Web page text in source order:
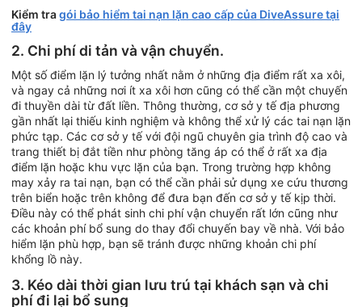
Kiểm tragói bảo hiểm tai nạn lặn cao cấp của DiveAssure tại
đây
2. Chi phí di tản và vận chuyển.
Một số điểm lặn lý tưởng nhất nằm ở những địa điểm rất xa xôi,
và ngay cả những nơi ít xa xôi hơn cũng có thể cần một chuyến
đi thuyền dài từ đất liền. Thông thường, cơ sở y tế địa phương
gần nhất lại thiếu kinh nghiệm và không thể xử lý các tai nạn lặn
phức tạp. Các cơ sở y tế với đội ngũ chuyên gia trình độ cao và
trang thiết bị đắt tiền như phòng tăng áp có thể ở rất xa địa
điểm lặn hoặc khu vực lặn của bạn. Trong trường hợp không
may xảy ra tai nạn, bạn có thể cần phải sử dụng xe cứu thương
trên biển hoặc trên không để đưa bạn đến cơ sở y tế kịp thời.
Điều này có thể phát sinh chi phí vận chuyển rất lớn cũng như
các khoản phí bổ sung do thay đổi chuyến bay về nhà. Với bảo
hiểm lặn phù hợp, bạn sẽ tránh được những khoản chi phí
khổng lồ này.
3. Kéo dài thời gian lưu trú tại khách sạn và chi
phí đi lại bổ sung